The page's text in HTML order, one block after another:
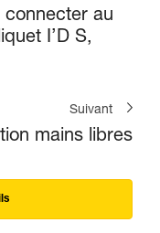
connecter au
I’D S,
Suivant
mains libres